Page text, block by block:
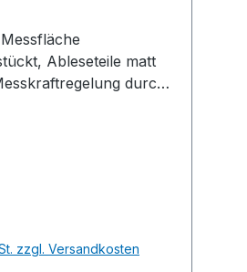
Ableseteile matt
durch
zzgl. Versandkosten